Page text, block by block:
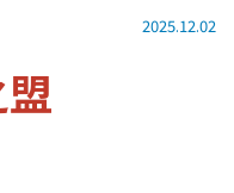
2025.12.02